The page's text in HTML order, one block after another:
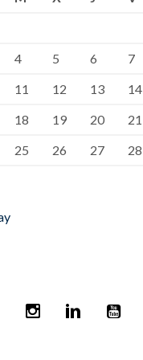
4
5 6 7
11
12 13 14
18
19 20 21
25
26 27 28